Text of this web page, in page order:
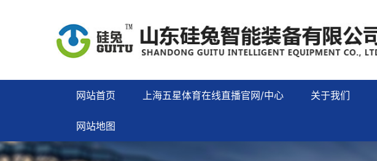
网站首页 上海五星体育在线直播官网/中心 关于我们
网站地图